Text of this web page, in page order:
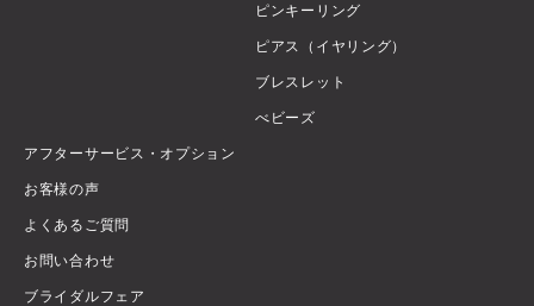
ピンキーリング
ピアス（イヤリング）
ブレスレット
べビーズ
アフターサービス・オプション
お客様の声
よくあるご質問
お問い合わせ
ブライダルフェア